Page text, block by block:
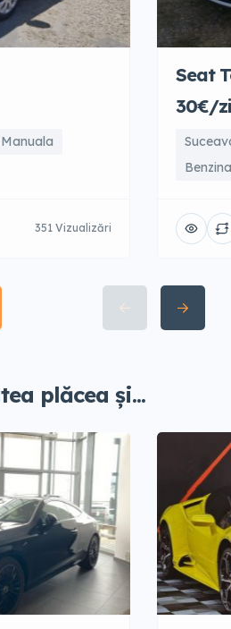
Manuala
351 Vizualizări
Seat
30€/zi
Benzina
plăcea și...